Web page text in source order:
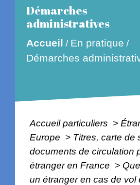
Démarches
administratives
Accueil / En pratique /
Démarches
Accueil particuliers >
Europe > Titres, carte de
documents de circulation
étranger en France >
un étranger en cas de vol